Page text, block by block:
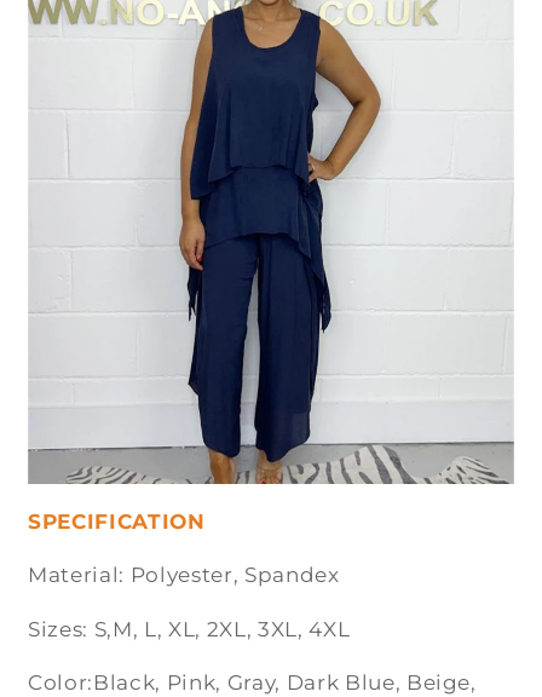
SPECIFICATION
Material: Polyester, Spandex
Sizes: S,M, L, XL, 2XL, 3XL, 4XL
Color:Black, Pink, Gray, Dark Blue, Beige,